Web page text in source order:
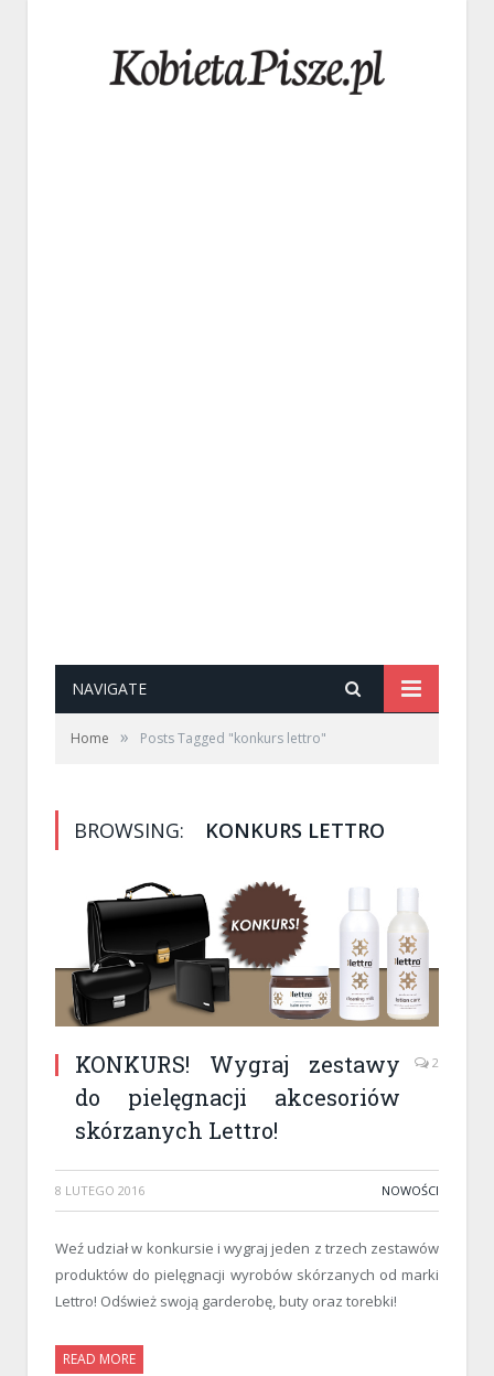
NAVIGATE
Home » Posts Tagged "konkurs lettro"
BROWSING: KONKURS LETTRO
KONKURS! Wygraj zestawy
do pielęgnacji akcesoriów
skórzanych Lettro!
2
8 LUTEGO 2016 NOWOŚCI
Weź udział w konkursie i wygraj jeden z trzech zestawów
produktów do pielęgnacji wyrobów skórzanych od marki
Lettro! Odśwież swoją garderobę, buty oraz torebki!
READ MORE